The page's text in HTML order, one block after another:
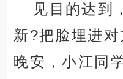
见目的达到
新?把脸埋进对
晚安，小江同